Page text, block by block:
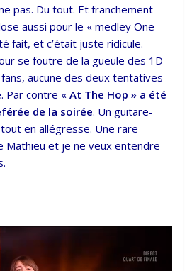
pas. Du tout. Et franchement
aussi pour le « medley One
fait, et c’était juste ridicule.
se foutre de la gueule des 1D
aucune des deux tentatives
Par contre «At The Hop » a été
de la soirée. Un guitare-
en allégresse. Une rare
Mathieu et je ne veux entendre